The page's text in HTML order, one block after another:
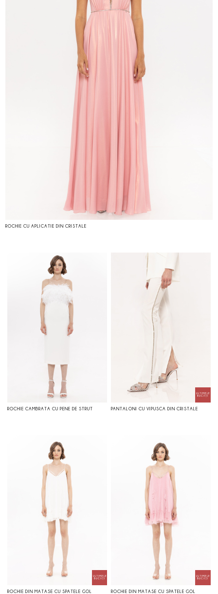
ROCHIE CU APLICATIE DIN CRISTALE
ROCHIE CAMBRATA CU PENE DE STRUT PANTALONI CU VIPUSCA DIN CRISTALE
ROCHIE DIN MATASE CU SPATELE GOL ROCHIE DIN MATASE CU SPATELE GOL